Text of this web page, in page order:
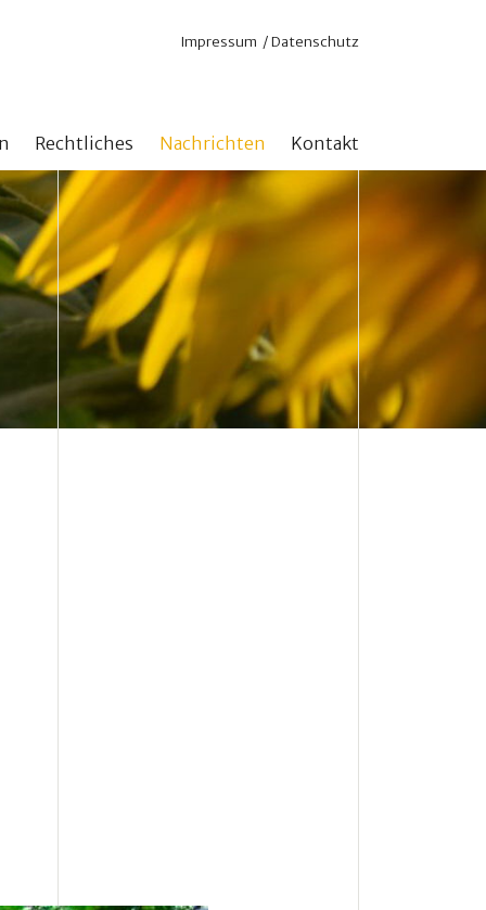
Navigation
Impressum Datenschutz
Online
für aktuelle Projekte
ohne Zweckbindung
mit Zweckbindung
erhöhen
Rechtliches
Satzung
Steuerliche Anerkennung
Nachrichten Kontakt